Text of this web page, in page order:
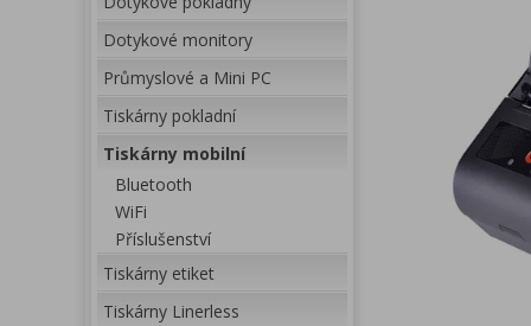
Dotykové monitory
Průmyslové a Mini PC
Tiskárny pokladní
Tiskárny mobilní
Bluetooth
WiFi
Příslušenství
Tiskárny etiket
Tiskárny Linerless